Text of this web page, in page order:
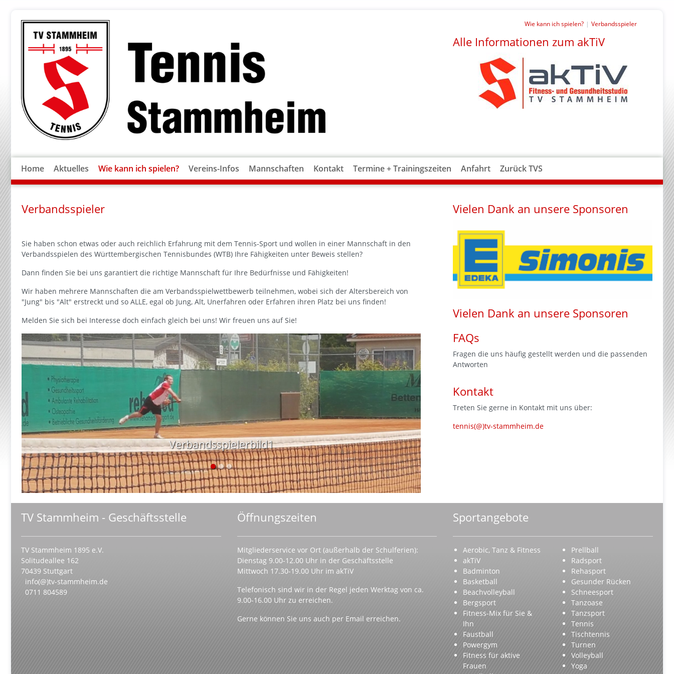
Wie kann ich spielen? Verbandsspieler
Alle Informationen zum akTiV
Home Aktuelles Wie kann ich spielen? Vereins-Infos Mannschaften Kontakt Termine + Trainingszeiten Anfahrt Zurück TVS
Verbandsspieler
Sie haben schon etwas oder auch reichlich Erfahrung mit dem Tennis-Sport und wollen in einer Mannschaft in den
Verbandsspielen des Württembergischen Tennisbundes (WTB) Ihre Fähigkeiten unter Beweis stellen?
Dann finden Sie bei uns garantiert die richtige Mannschaft für Ihre Bedürfnisse und Fähigkeiten!
Wir haben mehrere Mannschaften die am Verbandsspielwettbewerb teilnehmen, wobei sich der Altersbereich von
"Jung" bis "Alt" erstreckt und so ALLE, egal ob Jung, Alt, Unerfahren oder Erfahren ihren Platz bei uns finden!
Melden Sie sich bei Interesse doch einfach gleich bei uns! Wir freuen uns auf Sie!
Verbandsspielerbild1
Vielen Dank an unsere Sponsoren
Vielen Dank an unsere Sponsoren
FAQs
Fragen die uns häufig gestellt werden und die passenden
Antworten
Kontakt
Treten Sie gerne in Kontakt mit uns über:
tennis(@)tv-stammheim.de
TV Stammheim - Geschäftsstelle
TV Stammheim 1895 e.V.
Solitudeallee 162
70439 Stuttgart
info(@)tv-stammheim.de
0711 804589
Öffnungszeiten
Mitgliederservice vor Ort (außerhalb der Schulferien):
Dienstag 9.00-12.00 Uhr in der Geschäftsstelle
Mittwoch 17.30-19.00 Uhr im akTiV
Telefonisch sind wir in der Regel jeden Werktag von ca.
9.00-16.00 Uhr zu erreichen.
Gerne können Sie uns auch per Email erreichen.
Sportangebote
Aerobic, Tanz & Fitness
akTiV
Badminton
Basketball
Beachvolleyball
Bergsport
Fitness-Mix für Sie &
Ihn
Faustball
Powergym
Fitness für aktive
Frauen
Prellball
Radsport
Rehasport
Gesunder Rücken
Schneesport
Tanzoase
Tanzsport
Tennis
Tischtennis
Turnen
Volleyball
Yoga